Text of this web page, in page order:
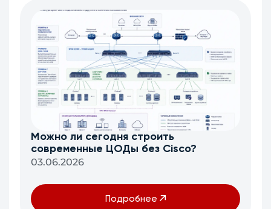
Можно ли сегодня строить
современные ЦОДы без Cisco?
03.06.2026
Подробнее